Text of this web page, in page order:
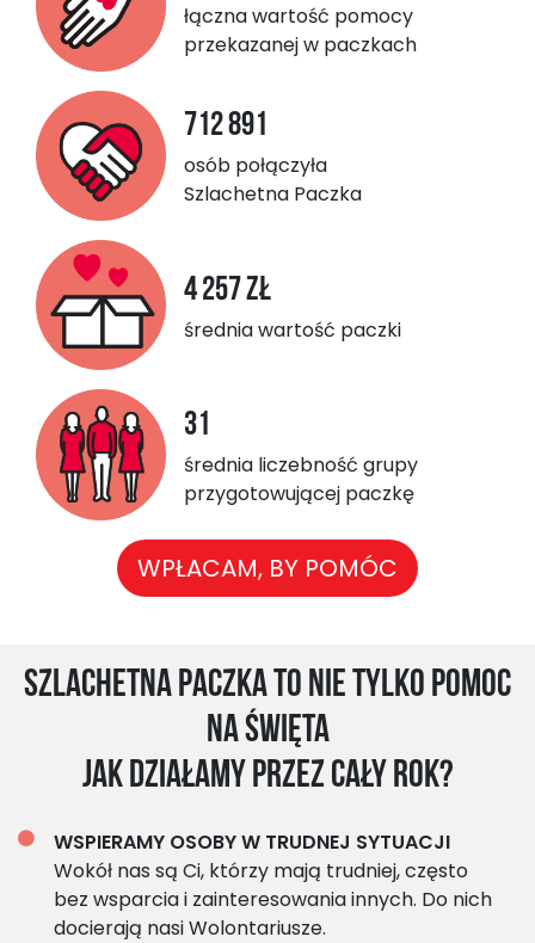
łączna wartość pomocy
przekazanej w paczkach
712 891
osób połączyła
Szlachetna Paczka
4 257 zł
średnia wartość paczki
31
średnia liczebność grupy
przygotowującej paczkę
WPŁACAM, BY POMÓC
Szlachetna Paczka to nie tylko pomoc
na święta
Jak działamy przez cały rok?
WSPIERAMY OSOBY W TRUDNEJ SYTUACJI
Wokół nas są Ci, którzy mają trudniej, często
bez wsparcia i zainteresowania innych. Do nich
docierają nasi Wolontariusze.